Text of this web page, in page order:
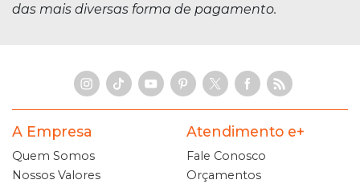
das mais diversas forma de pagamento.
A Empresa
Quem Somos
Nossos Valores
Atendimento e+
Fale Conosco
Orçamentos